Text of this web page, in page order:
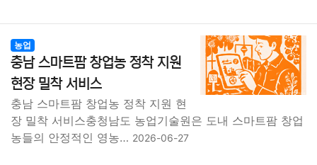
농업
충남 스마트팜 창업농 정착 지원
현장 밀착 서비스
충남 스마트팜 창업농 정착 지원 현
장 밀착 서비스충청남도 농업기술원은 도내 스마트팜 창업
농들의 안정적인 영농… 2026-06-27